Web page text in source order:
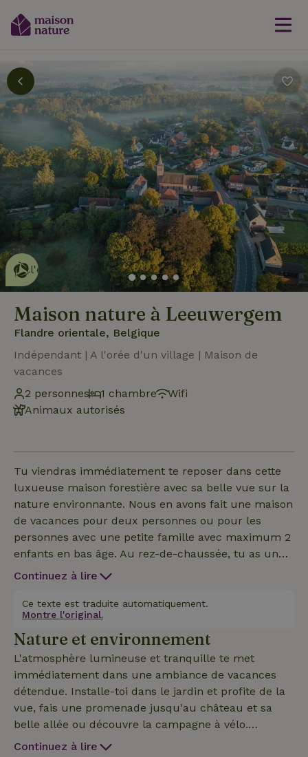
Cette Maison Nature fait de
l'effet
en savoir plus
Maison nature à Leeuwergem
Flandre orientale, Belgique
Indépendant | A l'orée d'un village | Maison de
vacances
2 personnes
1 chambre
Wifi
Animaux autorisés
Tu viendras immédiatement te reposer dans cette
luxueuse maison forestière avec sa belle vue sur la
nature environnante. Nous en avons fait une maison
de vacances pour deux personnes ou pour les
personnes avec une petite famille avec maximum 2
enfants en bas âge. Au rez-de-chaussée, tu as une
salle de séjour spacieuse avec un salon, d'où tu as
entièrement équipée. La chambre à coucher et
l'espace salle de bain avec lit à sommier et douche
spacieuse à l'italienne (2 m) se trouvent à l'étage. Il
y a l'air conditionné à l'étage et au rez-de-chaussée
pour un climat parfait tout au long de l'année.
Continuez à lire
Ce texte est traduite automatiquement.
Montre l'original.
Nature et environnement
L'atmosphère lumineuse et tranquille te met
immédiatement dans une ambiance de vacances
détendue. Installe-toi dans le jardin et profite de la
vue, fais une promenade jusqu'au château et sa
belle allée ou découvre la campagne à vélo.
Perlefien est l'endroit idéal pour des vacances ou
Continuez à lire